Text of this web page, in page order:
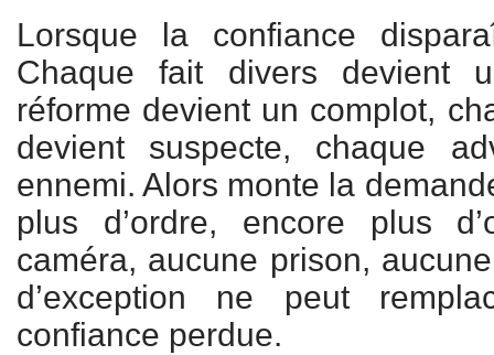
Lorsque la confiance
Chaque fait divers devient
réforme devient un complot,
devient suspecte, chaque
ennemi. Alors monte la
plus d’ordre, encore plus
caméra, aucune prison,
d’exception ne peut
confiance perdue.